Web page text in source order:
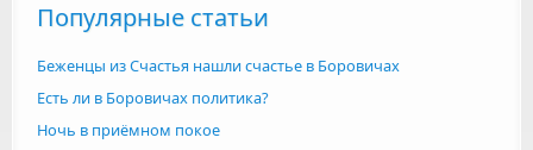
Популярные статьи
Беженцы из Счастья нашли счастье в Боровичах
Есть ли в Боровичах политика?
Ночь в приёмном покое